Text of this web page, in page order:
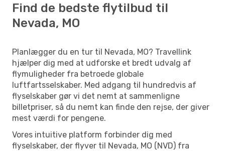
Find de bedste flytilbud til
Nevada, MO
Planlægger du en tur til Nevada, MO? Travellink
hjælper dig med at udforske et bredt udvalg af
flymuligheder fra betroede globale
luftfartsselskaber. Med adgang til hundredvis af
flyselskaber gør vi det nemt at sammenligne
billetpriser, så du nemt kan finde den rejse, der giver
mest værdi for pengene.
Vores intuitive platform forbinder dig med
flyselskaber, der flyver til Nevada, MO (NVD) fra